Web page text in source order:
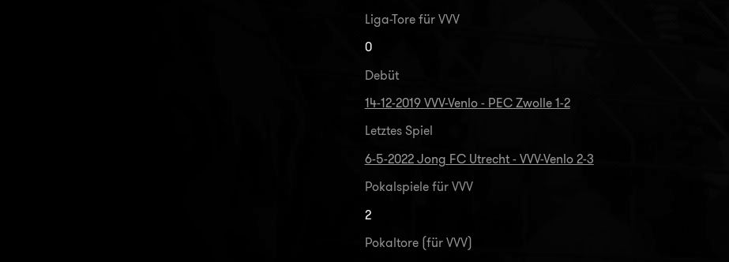
Liga-Tore für VVV
0
Debüt
14-12-2019 VVV-Venlo - PEC Zwolle 1-2
Letztes Spiel
6-5-2022 Jong FC Utrecht - VVV-Venlo 2-3
Pokalspiele für VVV
2
Pokaltore (für VVV)